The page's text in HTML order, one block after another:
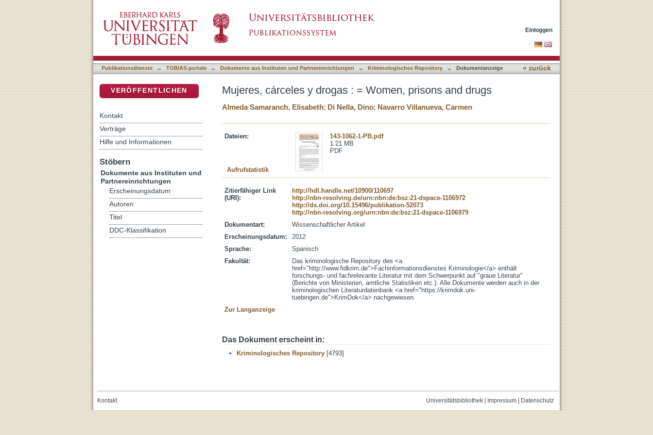
Einloggen
Publikationsdienste → TOBIAS-portale → Dokumente aus Instituten und Partnereinrichtungen → Kriminologisches Repository → Dokumentanzeige « zurück
Mujeres, cárceles y drogas : = Women, prisons and drugs
Almeda Samaranch, Elisabeth; Di Nella, Dino; Navarro Villanueva, Carmen
Dateien:
143-1062-1-PB.pdf
1.21 MB
PDF
Aufrufstatistik
Zitierfähiger Link
(URI):
http://hdl.handle.net/10900/110697
http://nbn-resolving.de/urn:nbn:de:bsz:21-dspace-1106972
http://dx.doi.org/10.15496/publikation-52073
http://nbn-resolving.org/urn:nbn:de:bsz:21-dspace-1106979
Dokumentart:
Wissenschaftlicher Artikel
Erscheinungsdatum:
2012
Sprache:
Spanisch
Fakultät:
Das kriminologische Repository des <a
href="http://www.fidkrim.de">Fachinformationsdienstes Kriminologie</a> enthält
forschungs- und fachrelevante Literatur mit dem Schwerpunkt auf "graue Literatur"
(Berichte von Ministerien, amtliche Statistiken etc.). Alle Dokumente werden auch in der
kriminologischen Literaturdatenbank <a href="https://krimdok.uni-
tuebingen.de">KrimDok</a> nachgewiesen.
Zur Langanzeige
Das Dokument erscheint in:
Kriminologisches Repository [4793]
VERÖFFENTLICHEN
Kontakt
Verträge
Hilfe und Informationen
Stöbern
Dokumente aus Instituten und
Partnereinrichtungen
Erscheinungsdatum
Autoren
Titel
DDC-Klassifikation
Universitätsbibliothek| Impressum| Datenschutz
Kontakt